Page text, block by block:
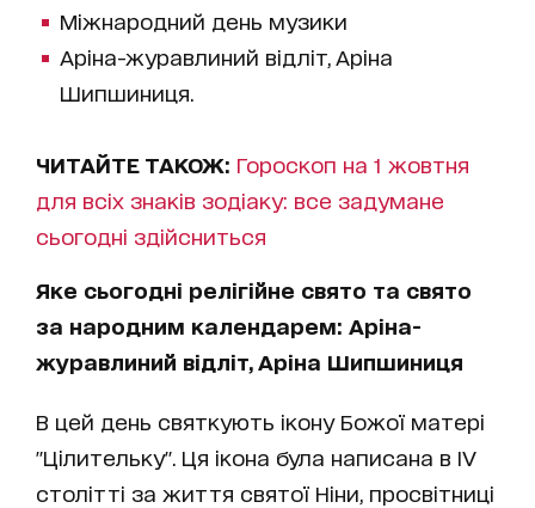
Міжнародний день музики
Аріна-журавлиний відліт, Аріна
Шипшиниця.
ЧИТАЙТЕ ТАКОЖ: Гороскоп на 1 жовтня
для всіх знаків зодіаку: все задумане
сьогодні здійсниться
Яке сьогодні релігійне свято та свято
за народним календарем: Аріна-
журавлиний відліт, Аріна Шипшиниця
В цей день святкують ікону Божої матері
"Цілительку". Ця ікона була написана в IV
столітті за життя святої Ніни, просвітниці